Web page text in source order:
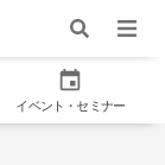
ワード検索
ナビ
イベント・セミナー